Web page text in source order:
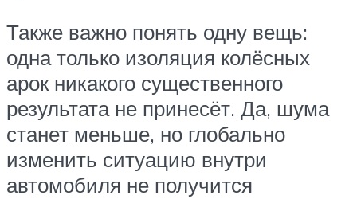
Также важно понять одну вещь:
одна только изоляция колёсных
арок никакого существенного
результата не принесёт. Да, шума
станет меньше, но глобально
изменить ситуацию внутри
автомобиля не получится